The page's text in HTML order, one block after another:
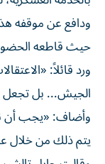
ودافع عن موقفه
حيث قاطعه الحضور
ورد قائلاً:
الجيش... بل تجعل
وأضاف: «يجب ‌أن
يتم ذلك من خلال